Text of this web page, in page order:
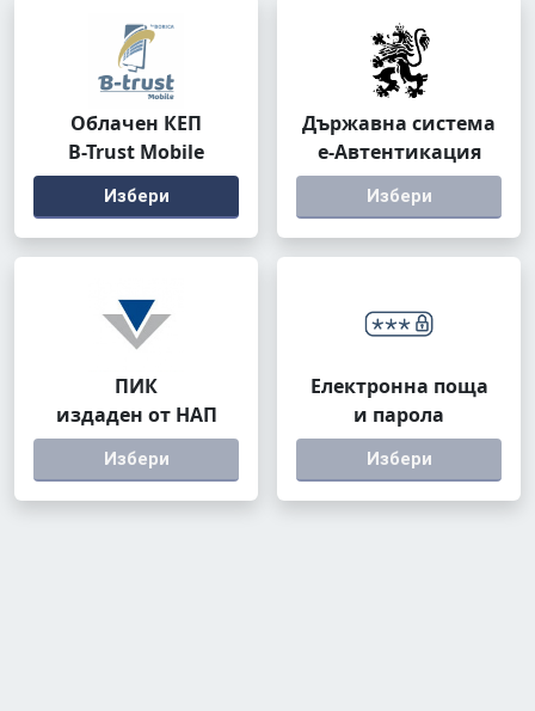
Облачен КЕП
B-Trust Mobile
Избери
Държавна система
е-Автентикация
Избери
ПИК
издаден от НАП
Избери
Електронна поща
и парола
Избери